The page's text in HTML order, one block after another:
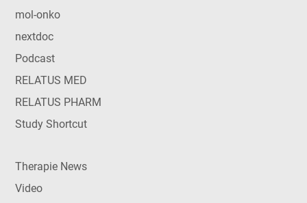
mol-onko
nextdoc
Podcast
RELATUS MED
RELATUS PHARM
Study Shortcut
Therapie News
Video